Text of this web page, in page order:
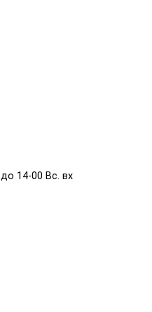
14-00 Вс. вх